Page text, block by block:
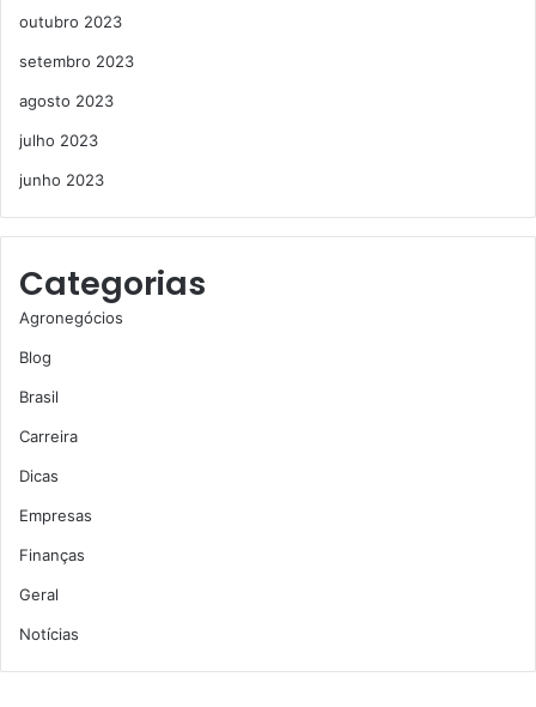
outubro 2023
setembro 2023
agosto 2023
julho 2023
junho 2023
Categorias
Agronegócios
Blog
Brasil
Carreira
Dicas
Empresas
Finanças
Geral
Notícias